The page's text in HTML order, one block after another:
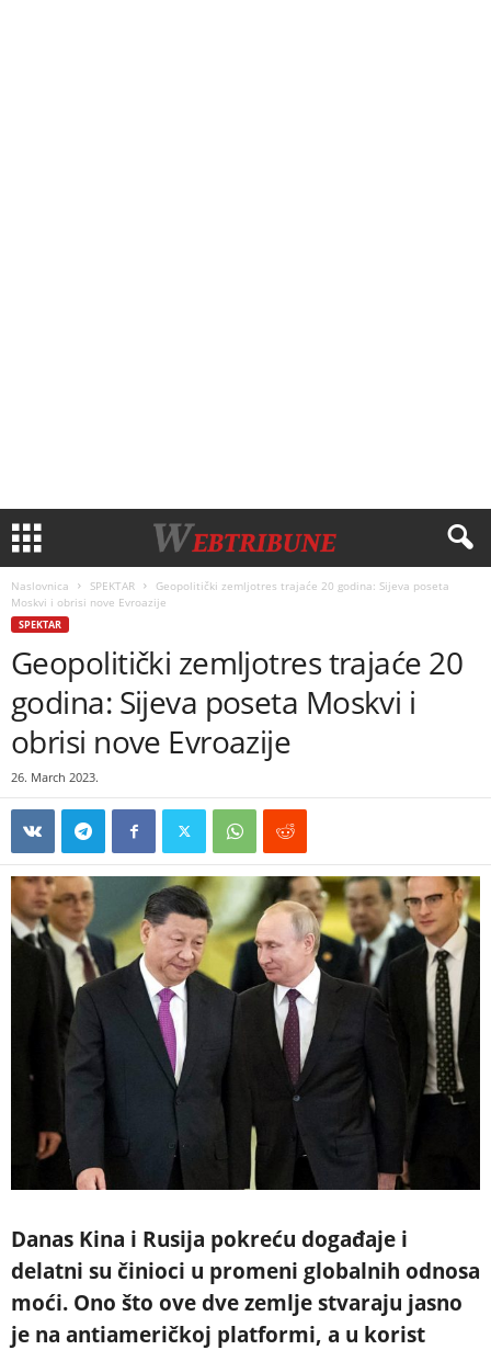
Naslovnica SPEKTAR
Geopolitički zemljotres trajaće 20 godina: Sijeva poseta
Moskvi i obrisi nove Evroazije
SPEKTAR
Geopolitički zemljotres trajaće 20
godina: Sijeva poseta Moskvi i
obrisi nove Evroazije
26. March 2023.
Danas Kina i Rusija pokreću događaje i
delatni su činioci u promeni globalnih odnosa
moći. Ono što ove dve zemlje stvaraju jasno
je na antiameričkoj platformi, a u korist